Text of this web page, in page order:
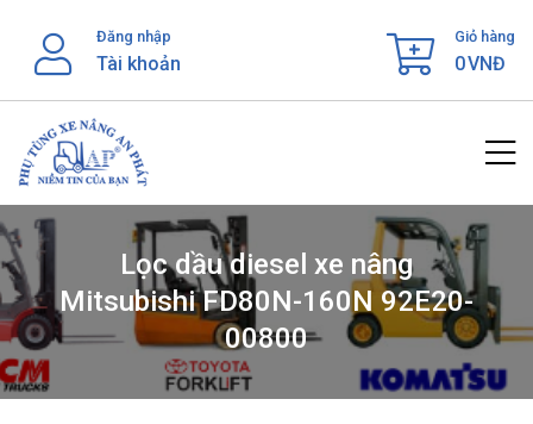
content
Đăng nhập
Tài khoản
Giỏ hàng
0VNĐ
Lọc dầu diesel xe nâng
Mitsubishi FD80N-160N 92E20-
00800